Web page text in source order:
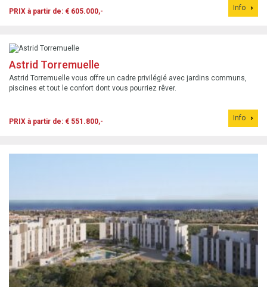
PRIX à partir de: € 605.000,-
Info
Astrid Torremuelle
Astrid Torremuelle vous offre un cadre privilégié avec jardins communs,
piscines et tout le confort dont vous pourriez rêver.
PRIX à partir de: € 551.800,- Info